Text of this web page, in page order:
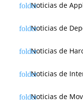
Noticias de
Noticias de
Noticias de
Noticias de
Noticias de